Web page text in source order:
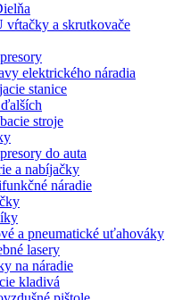
vŕtačky a skrutkovače
elektrického náradia
stanice
stroje
do auta
a nabíjačky
náradie
a pneumatické uťahováky
lasery
na náradie
kladivá